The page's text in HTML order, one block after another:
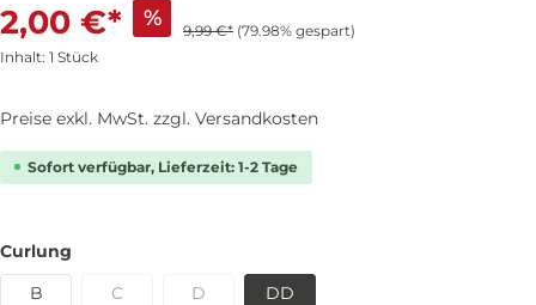
2,00 €* % 9,99 €* (79.98% gespart)
Inhalt: 1 Stück
Preise exkl. MwSt. zzgl. Versandkosten
Sofort verfügbar, Lieferzeit: 1-2 Tage
Curlung
B
C D DD